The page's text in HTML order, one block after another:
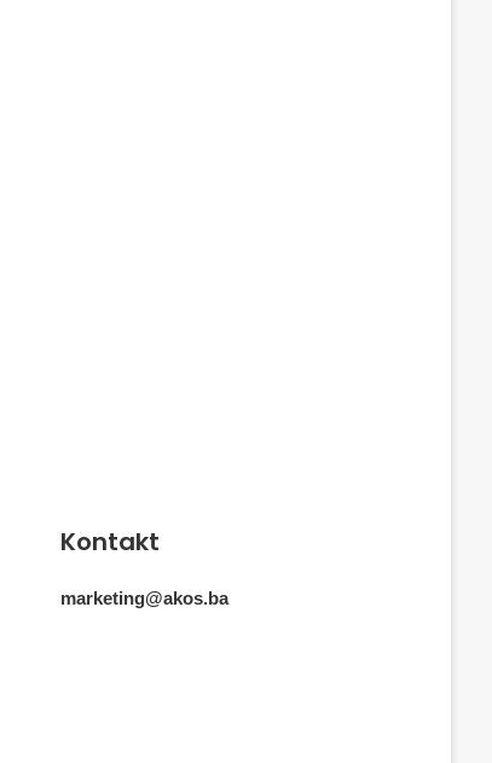
Kontakt
marketing@akos.ba